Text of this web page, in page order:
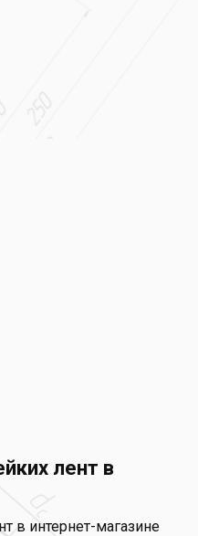
лент в
в интернет-магазине